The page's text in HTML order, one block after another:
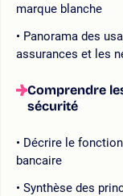
marque blanche
Panorama des
assurances et les
Comprendre
sécurité
Décrire le
bancaire
Synthèse des